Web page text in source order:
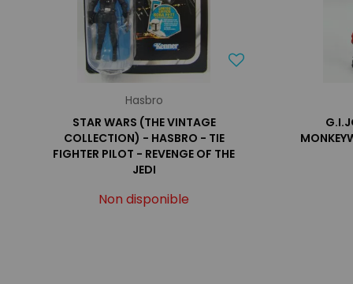
Hasbro
STAR WARS (THE VINTAGE
COLLECTION) - HASBRO - TIE
FIGHTER PILOT - REVENGE OF THE
JEDI
Non disponible